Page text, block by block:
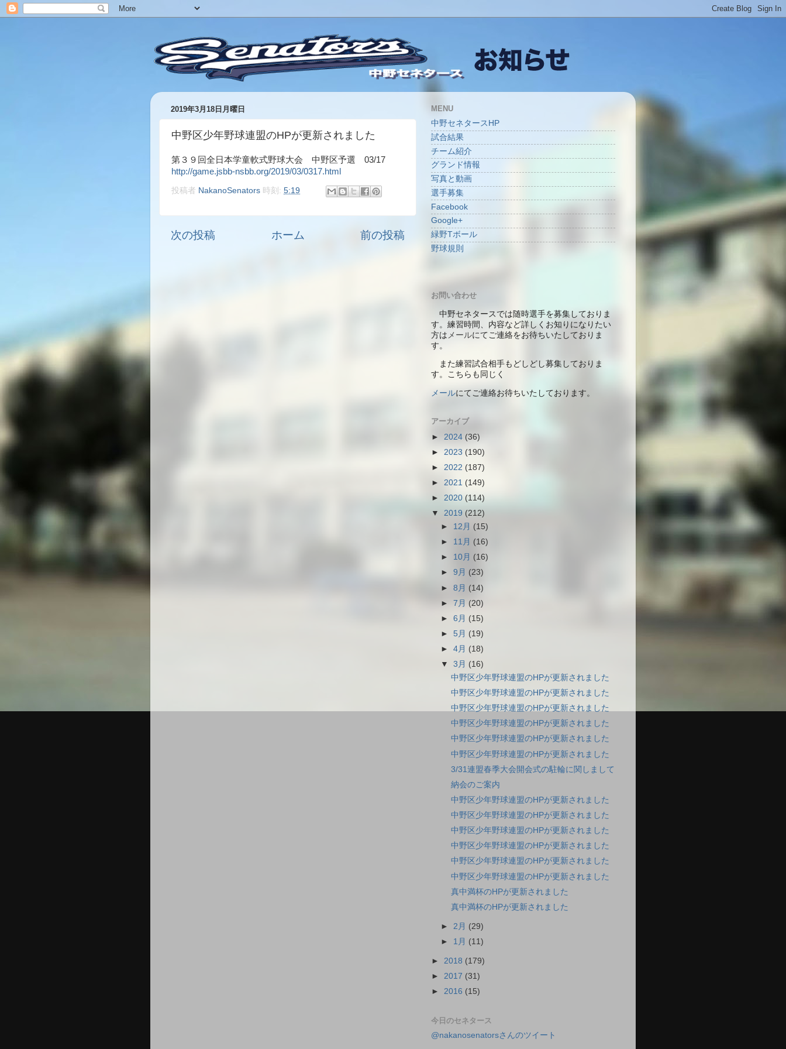
2019年3月18日月曜日
中野区少年野球連盟のHPが更新されました
第３９回全日本学童軟式野球大会 中野区予選 03/17
http://game.jsbb-nsbb.org/2019/03/0317.html
投稿者 NakanoSenators 時刻: 5:19
次の投稿 前の投稿
ホーム
MENU
中野セネタースHP
試合結果
チーム紹介
グランド情報
写真と動画
選手募集
Facebook
Google+
緑野Tボール
野球規則
お問い合わせ
中野セネタースでは随時選手を募集しておりま
す。練習時間、内容など詳しくお知りになりたい
方は メールにてご連絡をお待ちいたしておりま
す。
また練習試合相手もどしどし募集しておりま
す。こちらも同じく
メールにて ご連絡お待ちいたしております。
アーカイブ
► 2024 (36)
► 2023 (190)
► 2022 (187)
► 2021 (149)
► 2020 (114)
▼ 2019 (212)
► 12月 (15)
► 11月 (16)
► 10月 (16)
►9月 (23)
►8月 (14)
►7月 (20)
►6月 (15)
►5月 (19)
►4月 (18)
▼3月 (16)
中野区少年野球連盟のHPが更新されました
中野区少年野球連盟のHPが更新されました
中野区少年野球連盟のHPが更新されました
中野区少年野球連盟のHPが更新されました
中野区少年野球連盟のHPが更新されました
中野区少年野球連盟のHPが更新されました
3/31連盟春季大会開会式の駐輪に関しまして
納会のご案内
中野区少年野球連盟のHPが更新されました
中野区少年野球連盟のHPが更新されました
中野区少年野球連盟のHPが更新されました
中野区少年野球連盟のHPが更新されました
中野区少年野球連盟のHPが更新されました
中野区少年野球連盟のHPが更新されました
真中満杯のHPが更新されました
真中満杯のHPが更新されました
► 2月 (29)
► 1月 (11)
► 2018 (179)
► 2017 (31)
► 2016 (15)
今日のセネタース
@nakanosenatorsさんのツイート